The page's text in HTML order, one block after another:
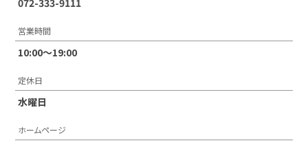
営業時間
10:00〜19:00
定休日
水曜日
ホームページ